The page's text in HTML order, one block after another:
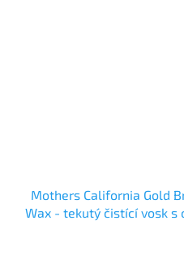
Mothers California Gold
Wax - tekutý čistící vosk s